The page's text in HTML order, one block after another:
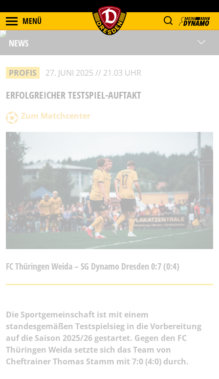
MENÜ
NEWS
PROFIS 27. JUNI 2025 // 21.03 UHR
ERFOLGREICHER TESTSPIEL-AUFTAKT
Zum Matchcenter
FC Thüringen Weida – SG Dynamo Dresden 0:7 (0:4)
Die Sportgemeinschaft ist mit einem
standesgemäßen Testspielsieg in die Vorbereitung
auf die Saison 2025/26 gestartet. Gegen den FC
Thüringen Weida setzte sich das Team von
Cheftrainer Thomas Stamm mit 7:0 (4:0) durch.